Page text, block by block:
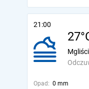
21:00
Opad: 0 mm